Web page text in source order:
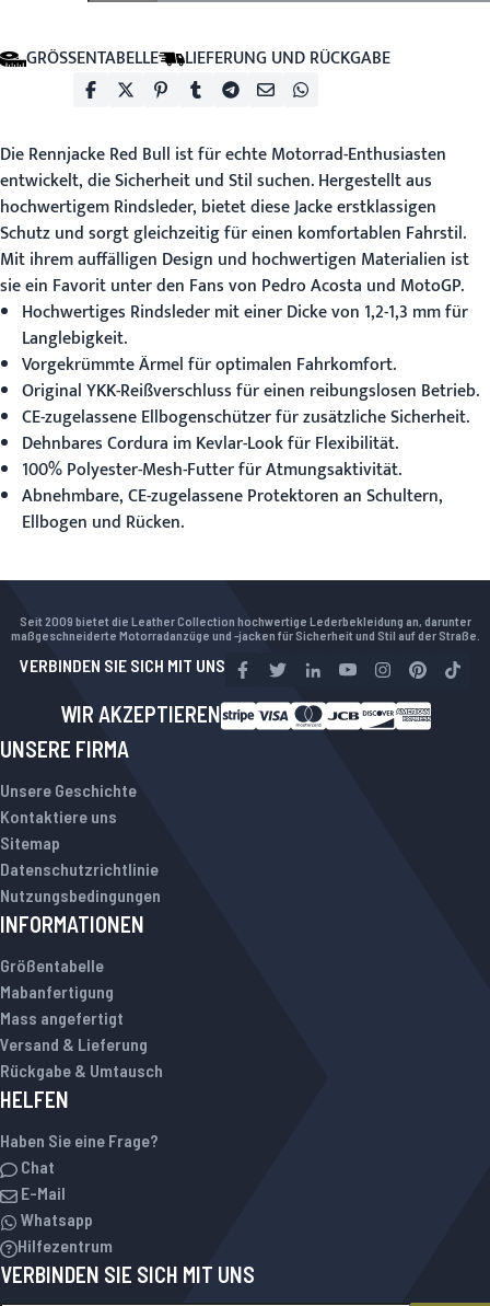
GRÖSSENTABELLE LIEFERUNG UND RÜCKGABE
DieRennjacke Red Bull ist für echte Motorrad-Enthusiasten
entwickelt, die Sicherheit und Stil suchen. Hergestellt aus
hochwertigem Rindsleder, bietet diese Jacke erstklassigen
Schutz und sorgt gleichzeitig für einen komfortablen Fahrstil.
Mit ihrem auffälligen Design und hochwertigen Materialien ist
sie ein Favorit unter den Fans von Pedro Acosta und MotoGP.
Hochwertiges Rindsleder mit einer Dicke von 1,2-1,3 mm für
Langlebigkeit.
Vorgekrümmte Ärmel für optimalen Fahrkomfort.
Original YKK-Reißverschluss für einen reibungslosen Betrieb.
CE-zugelassene Ellbogenschützer für zusätzliche Sicherheit.
Dehnbares Cordura im Kevlar-Look für Flexibilität.
100% Polyester-Mesh-Futter für Atmungsaktivität.
Abnehmbare, CE-zugelassene Protektoren an Schultern,
Ellbogen und Rücken.
Seit 2009 bietet die Leather Collection hochwertige Lederbekleidung an, darunter
maßgeschneiderte Motorradanzüge und -jacken für Sicherheit und Stil auf der Straße.
VERBINDEN SIE SICH MIT UNS
WIR AKZEPTIEREN
UNSERE FIRMA
Unsere Geschichte
Kontaktiere uns
Sitemap
Datenschutzrichtlinie
Nutzungsbedingungen
INFORMATIONEN
Größentabelle
Mabanfertigung
Mass angefertigt
Versand & Lieferung
Rückgabe & Umtausch
HELFEN
Haben Sie eine Frage?
Chat
E-Mail
Whatsapp
Hilfezentrum
VERBINDEN SIE SICH MIT UNS